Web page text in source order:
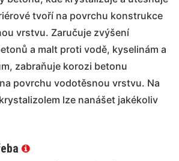
tvoří na povrchu konstrukce
vrstvu. Zaručuje zvýšení
a malt proti vodě, kyselinám a
zabraňuje korozi betonu
povrchu vodotěsnou vrstvu. Na
lze nanášet jakékoliv